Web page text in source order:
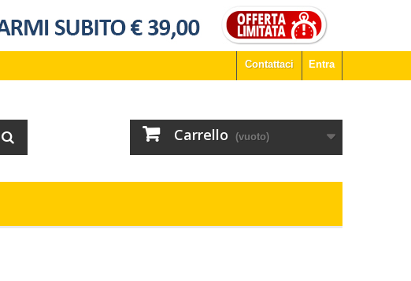
Entra
Contattaci
Carrello (vuoto)